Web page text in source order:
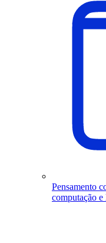
Pensamento
computação